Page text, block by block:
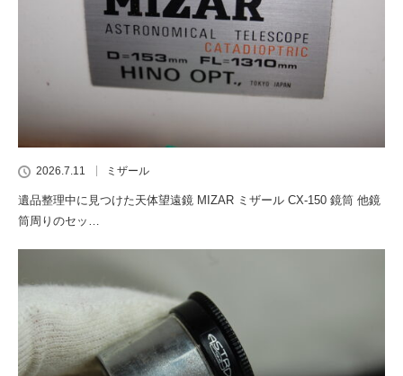
2026.7.11 ミザール
遺品整理中に見つけた天体望遠鏡 MIZAR ミザール CX-150 鏡筒 他鏡
筒周りのセッ…